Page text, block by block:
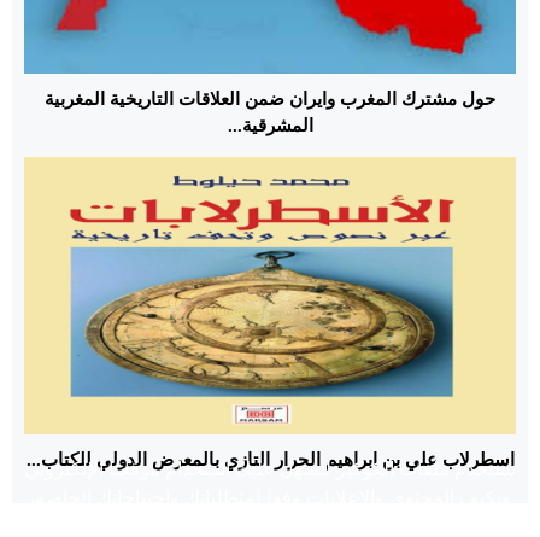
حول مشترك المغرب وايران ضمن العلاقات التاريخية المغربية
المشرقية...
اسطرلاب علي بن ابراهيم الحرار التازي بالمعرض الدولي للكتاب...
نستخدم ملفات الكوكيز لنسهل عليك استخدام موقعنا الإلكتروني